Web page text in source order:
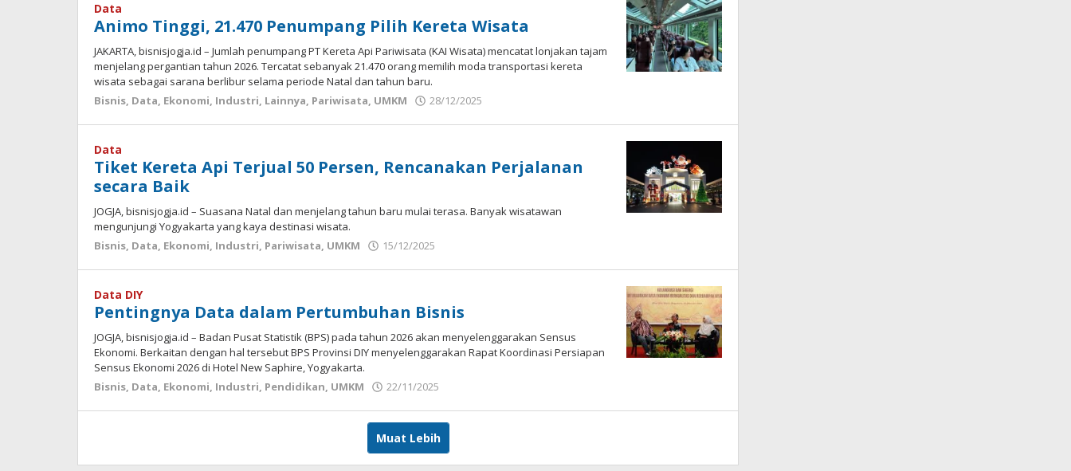
Data
Animo Tinggi, 21.470 Penumpang Pilih Kereta Wisata
JAKARTA, bisnisjogja.id – Jumlah penumpang PT Kereta Api Pariwisata (KAI Wisata) mencatat lonjakan tajam
menjelang pergantian tahun 2026. Tercatat sebanyak 21.470 orang memilih moda transportasi kereta
wisata sebagai sarana berlibur selama periode Natal dan tahun baru.
Bisnis, Data, Ekonomi, Industri, Lainnya, Pariwisata, UMKM 28/12/2025
Data
Tiket Kereta Api Terjual 50 Persen, Rencanakan Perjalanan
secara Baik
JOGJA, bisnisjogja.id – Suasana Natal dan menjelang tahun baru mulai terasa. Banyak wisatawan
mengunjungi Yogyakarta yang kaya destinasi wisata.
Bisnis, Data, Ekonomi, Industri, Pariwisata, UMKM 15/12/2025
Data DIY
Pentingnya Data dalam Pertumbuhan Bisnis
JOGJA, bisnisjogja.id – Badan Pusat Statistik (BPS) pada tahun 2026 akan menyelenggarakan Sensus
Ekonomi. Berkaitan dengan hal tersebut BPS Provinsi DIY menyelenggarakan Rapat Koordinasi Persiapan
Sensus Ekonomi 2026 di Hotel New Saphire, Yogyakarta.
Bisnis, Data, Ekonomi, Industri, Pendidikan, UMKM 22/11/2025
Muat Lebih